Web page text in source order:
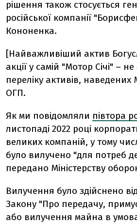
рішення також стосується
російської компанії
Кононенка.
[Найважливіший актив
акції у самій "Мотор Січі" – не
переліку активів,
ОГП.
Як ми повідомляли півтора
листопаді 2022 році
великих компаній, у тому
було вилучено "для потреб
передано Міністерству
Вилучення було здійснено
Закону "Про передачу,
або вилучення майна в